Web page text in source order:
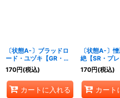
〔状態A-〕ブラッドロ
ード・ユヅキ【GR・プ
レミアム】{BP15-P17}
《ナイトメア》
170円(税込)
カートに入れる
〔状態A-〕
絶【SR・プ
{BP15-P19}《
ア》
170円(税込)
カート